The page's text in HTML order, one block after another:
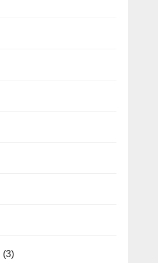
(3)